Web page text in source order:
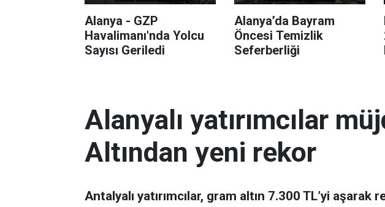
Alanya - GZP
Havalimanı'nda Yolcu
Sayısı Geriledi
Alanya’da Bayram
Öncesi Temizlik
Seferberliği
Alanyalı yatırımcılar
Altından yeni rekor
Antalyalı yatırımcılar, gram altın 7.300 TL’yi aşarak